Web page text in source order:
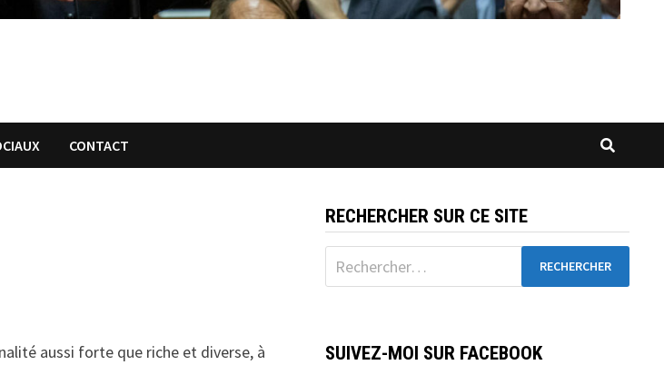
CONTACT
aussi forte que riche et diverse, à
RECHERCHER SUR CE SITE
Rechercher :
SUIVEZ-MOI SUR FACEBOOK